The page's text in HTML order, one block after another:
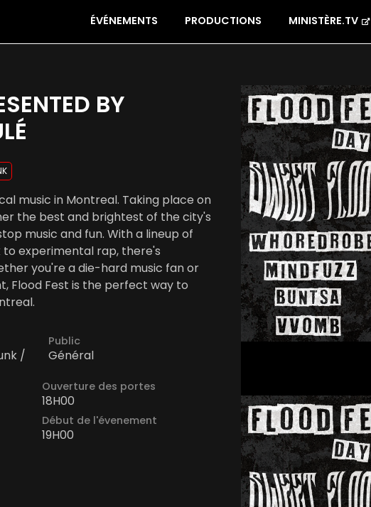
ÉVÉNEMENTS PRODUCTIONS MINISTÈRE.TV
BY
music in Montreal. Taking place on
the best and brightest of the city's
music and fun. With a lineup of
experimental rap, there's
you're a die-hard music fan or
Flood Fest is the perfect way to
/
Public
Général
Ouverture des portes
18H00
Début de l'évenement
19H00